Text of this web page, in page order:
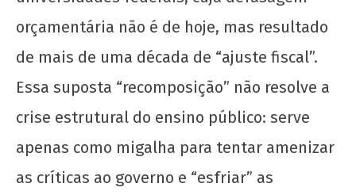
2025
UJC
orçamentária não é de hoje, mas resultado
de mais de uma década de “ajuste fiscal”.
Essa suposta “recomposição” não resolve a
crise estrutural do ensino público: serve
apenas como migalha para tentar amenizar
as críticas ao governo e “esfriar” as